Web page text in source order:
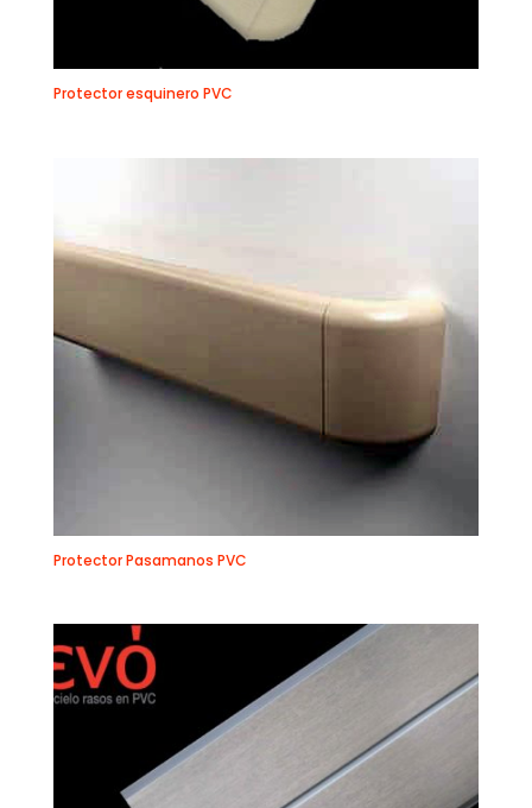
Protector esquinero PVC
Protector Pasamanos PVC